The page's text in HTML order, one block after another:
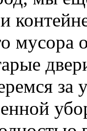
мусора
за